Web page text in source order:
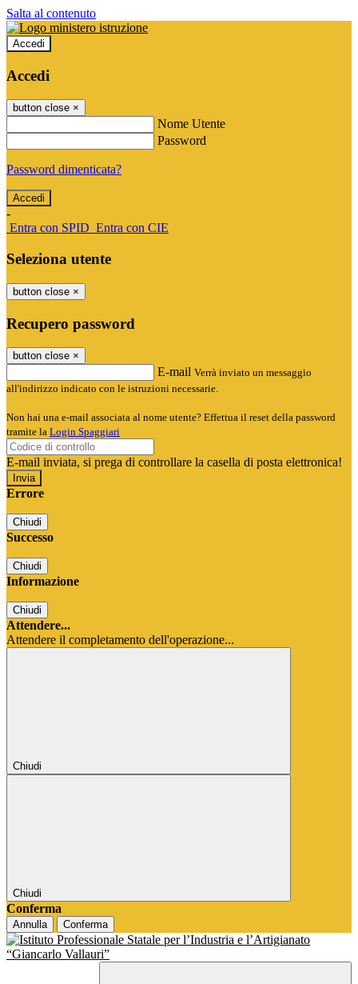
Salta al contenuto
Accedi
Accedi
button close ×
Nome Utente
Password
Password dimenticata?
-
Entra con SPID Entra con CIE
Seleziona utente
button close ×
Recupero password
button close ×
E-mail Verrà inviato un messaggio
all'indirizzo indicato con le istruzioni necessarie.
Non hai una e-mail associata al nome utente? Effettua il reset della password
tramite la Login Spaggiari
E-mail inviata, si prega di controllare la casella di posta elettronica!
Errore
Chiudi
Successo
Chiudi
Informazione
Chiudi
Attendere...
Attendere il completamento dell'operazione...
Chiudi
Chiudi
Conferma
Annulla Conferma